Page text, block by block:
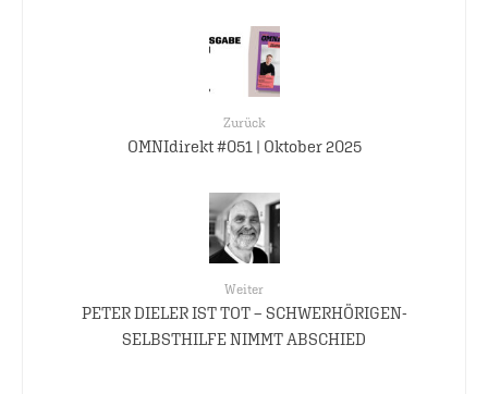
Zurück
OMNIdirekt #051 | Oktober 2025
Weiter
PETER DIELER IST TOT – SCHWERHÖRIGEN-
SELBSTHILFE NIMMT ABSCHIED